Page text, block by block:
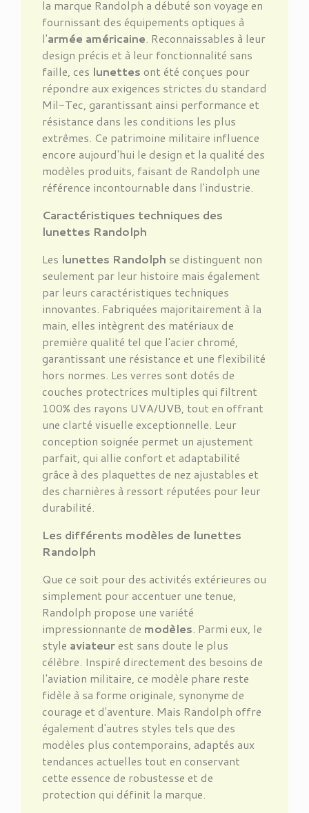
la marque Randolph a débuté son voyage en
fournissant des équipements optiques à
l'armée américaine. Reconnaissables à leur
design précis et à leur fonctionnalité sans
faille, ces lunettes ont été conçues pour
répondre aux exigences strictes du standard
Mil-Tec, garantissant ainsi performance et
résistance dans les conditions les plus
extrêmes. Ce patrimoine militaire influence
encore aujourd'hui le design et la qualité des
modèles produits, faisant de Randolph une
référence incontournable dans l'industrie.
Caractéristiques techniques des
lunettes Randolph
Les lunettes Randolph se distinguent non
seulement par leur histoire mais également
par leurs caractéristiques techniques
innovantes. Fabriquées majoritairement à la
main, elles intègrent des matériaux de
première qualité tel que l'acier chromé,
garantissant une résistance et une flexibilité
hors normes. Les verres sont dotés de
couches protectrices multiples qui filtrent
100% des rayons UVA/UVB, tout en offrant
une clarté visuelle exceptionnelle. Leur
conception soignée permet un ajustement
parfait, qui allie confort et adaptabilité
grâce à des plaquettes de nez ajustables et
des charnières à ressort réputées pour leur
durabilité.
Les différents modèles de lunettes
Randolph
Que ce soit pour des activités extérieures ou
simplement pour accentuer une tenue,
Randolph propose une variété
impressionnante de modèles. Parmi eux, le
style aviateur est sans doute le plus
célèbre. Inspiré directement des besoins de
l'aviation militaire, ce modèle phare reste
fidèle à sa forme originale, synonyme de
courage et d'aventure. Mais Randolph offre
également d'autres styles tels que des
modèles plus contemporains, adaptés aux
tendances actuelles tout en conservant
cette essence de robustesse et de
protection qui définit la marque.